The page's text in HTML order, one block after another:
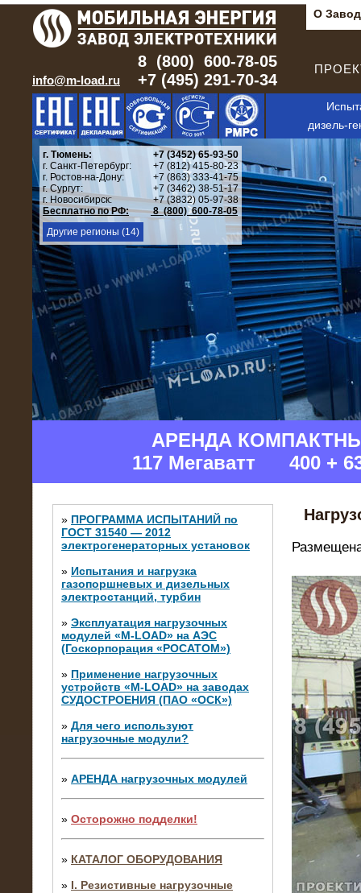
О
info@m-load.ru
8 (800) 600-78-05
+7 (495) 291-70-34
дизель-
г. Тюмень:
+7 (3452) 65-93-50
г. Санкт-Петербург:
+7 (812) 415-80-23
г. Ростов-на-Дону:
+7 (863) 333-41-75
г. Сургут:
+7 (3462) 38-51-17
г. Новосибирск:
+7 (3832) 05-97-38
Бесплатно по РФ:
8 (800) 600-78-05
Другие регионы (14)
АРЕНДА
117 Мегаватт 400 +
» ПРОГРАММА ИСПЫТАНИЙ по
ГОСТ 31540 — 2012
электрогенераторных установок
» Испытания и нагрузка
газопоршневых и дизельных
электростанций, турбин
» Эксплуатация нагрузочных
модулей «M-LOAD» на АЭС
(Госкорпорация «РОСАТОМ»)
» Применение нагрузочных
устройств «M-LOAD» на заводах
СУДОСТРОЕНИЯ (ПАО «ОСК»)
» Для чего используют
нагрузочные модули?
» АРЕНДА нагрузочных модулей
» Осторожно подделки!
» КАТАЛОГ ОБОРУДОВАНИЯ
» I. Резистивные нагрузочные